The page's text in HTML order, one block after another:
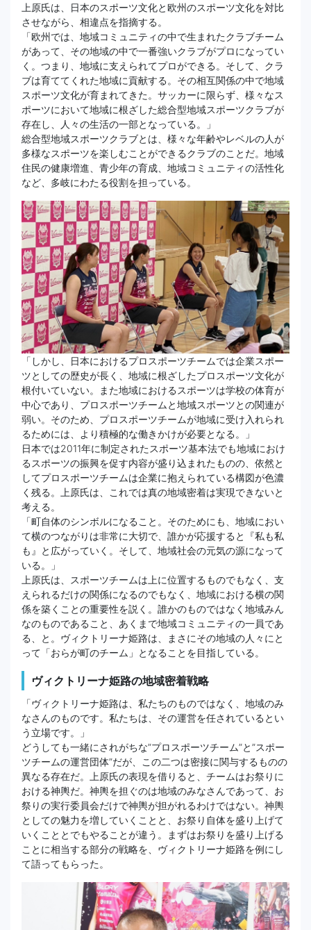
上原氏は、日本のスポーツ文化と欧州のスポーツ文化を対比
させながら、相違点を指摘する。
「欧州では、地域コミュニティの中で生まれたクラブチーム
があって、その地域の中で一番強いクラブがプロになってい
く。つまり、地域に支えられてプロができる。そして、クラ
ブは育ててくれた地域に貢献する。その相互関係の中で地域
スポーツ文化が育まれてきた。サッカーに限らず、様々なス
ポーツにおいて地域に根ざした総合型地域スポーツクラブが
存在し、人々の生活の一部となっている。」
総合型地域スポーツクラブとは、様々な年齢やレベルの人が
多様なスポーツを楽しむことができるクラブのことだ。地域
住民の健康増進、青少年の育成、地域コミュニティの活性化
など、多岐にわたる役割を担っている。
「しかし、日本におけるプロスポーツチームでは企業スポー
ツとしての歴史が長く、地域に根ざしたプロスポーツ文化が
根付いていない。また地域におけるスポーツは学校の体育が
中心であり、プロスポーツチームと地域スポーツとの関連が
弱い。そのため、プロスポーツチームが地域に受け入れられ
るためには、より積極的な働きかけが必要となる。」
日本では2011年に制定されたスポーツ基本法でも地域におけ
るスポーツの振興を促す内容が盛り込まれたものの、依然と
してプロスポーツチームは企業に抱えられている構図が色濃
く残る。上原氏は、これでは真の地域密着は実現できないと
考える。
「町自体のシンボルになること。そのためにも、地域におい
て横のつながりは非常に大切で、誰かが応援すると『私も私
も』と広がっていく。そして、地域社会の元気の源になって
いる。」
上原氏は、スポーツチームは上に位置するものでもなく、支
えられるだけの関係になるのでもなく、地域における横の関
係を築くことの重要性を説く。誰かのものではなく地域みん
なのものであること、あくまで地域コミュニティの一員であ
る、と。ヴィクトリーナ姫路は、まさにその地域の人々にと
って「おらが町のチーム」となることを目指している。
ヴィクトリーナ姫路の地域密着戦略
「ヴィクトリーナ姫路は、私たちのものではなく、地域のみ
なさんのものです。私たちは、その運営を任されているとい
う立場です。」
どうしても一緒にされがちな”プロスポーツチーム”と”スポー
ツチームの運営団体”だが、この二つは密接に関与するものの
異なる存在だ。上原氏の表現を借りると、チームはお祭りに
おける神輿だ。神輿を担ぐのは地域のみなさんであって、お
祭りの実行委員会だけで神輿が担がれるわけではない。神輿
としての魅力を増していくことと、お祭り自体を盛り上げて
いくこととでもやることが違う。まずはお祭りを盛り上げる
ことに相当する部分の戦略を、ヴィクトリーナ姫路を例にし
て語ってもらった。